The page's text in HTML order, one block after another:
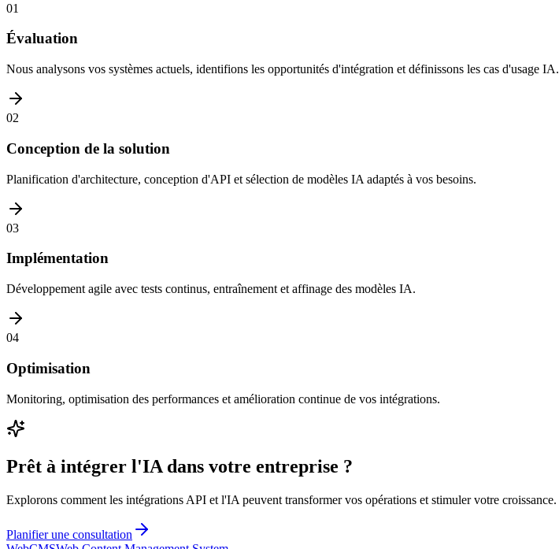
01
Évaluation
Nous analysons vos systèmes actuels, identifions les opportunités d'intégration et définissons les cas d'usage IA.
02
Conception de la solution
Planification d'architecture, conception d'API et sélection de modèles IA adaptés à vos besoins.
03
Implémentation
Développement agile avec tests continus, entraînement et affinage des modèles IA.
04
Optimisation
Monitoring, optimisation des performances et amélioration continue de vos intégrations.
Prêt à intégrer l'IA dans votre entreprise ?
Explorons comment les intégrations API et l'IA peuvent transformer vos opérations et stimuler votre croissance.
Planifier une consultation